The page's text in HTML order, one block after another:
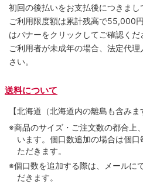
初回の後払いをお支払後につきま
ご利用限度額は累計残高で55,000
はバナーをクリックしてご確認くだ
ご利用者が未成年の場合、法定代
さい。
送料について
【北海道（北海道内の離島も含み
※商品のサイズ・ご注文数の都合上
います。個口数追加の場合は個
ただきます。
※個口数を追加する際は、メールに
だきます。